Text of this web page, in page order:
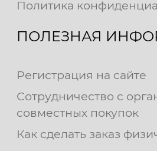
Политика
ПОЛЕЗНАЯ
Регистрация на сайте
Сотрудничество с
совместных покупок
Как сделать заказ